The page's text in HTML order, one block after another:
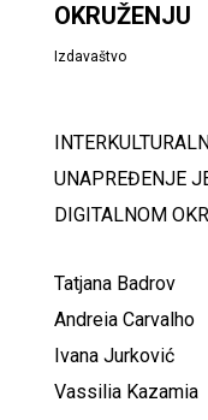
OKRUŽENJU
Izdavaštvo
UNAPREĐENJE
DIGITALNOM
Tatjana Badrov
Andreia Carvalho
Ivana Jurković
Vassilia Kazamia